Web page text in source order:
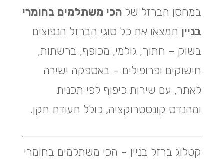
במחסן הברזל של הכי משתלמים בחומרי
בניין תמצאו את כל סוגי הברזל הנפוצים
בשוק – חתוך, גולמי, מכופף, ברשתות,
חישוקים ופרופילים – באספקה ישירה
לאתר, עם שירות כיפוף לפי תכנית
ומהנדס קונסטרוקציה, כולל תעודת תקן.
קטלוג ברזל בניין – הכי משתלמים בחומרי